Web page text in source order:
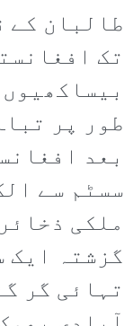
طالبان کے
تک
طور پر
بعد
سسٹم سے
ملکی
گزشتہ ایک
تہائی گر